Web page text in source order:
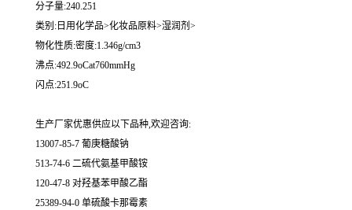
分子量:240.251
类别:日用化学品>化妆品原料>湿润剂>
物化性质:密度:1.346g/cm3
沸点:492.9oCat760mmHg
闪点:251.9oC
生产厂家优惠供应以下品种,欢迎咨询:
13007-85-7 葡庚糖酸钠
513-74-6 二硫代氨基甲酸铵
120-47-8 对羟基苯甲酸乙酯
25389-94-0 单硫酸卡那霉素